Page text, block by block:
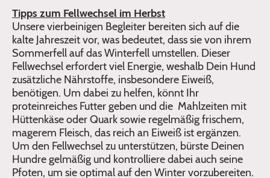
Tipps zum Fellwechsel im Herbst
Unsere vierbeinigen Begleiter bereiten sich auf die
kalte Jahreszeit vor, was bedeutet, dass sie von ihrem
Sommerfell auf das Winterfell umstellen. Dieser
Fellwechsel erfordert viel Energie, weshalb Dein Hund
zusätzliche Nährstoffe, insbesondere Eiweiß,
benötigen. Um dabei zu helfen, könnt Ihr
proteinreiches Futter geben und die Mahlzeiten mit
Hüttenkäse oder Quark sowie regelmäßig frischem,
magerem Fleisch, das reich an Eiweiß ist ergänzen.
Um den Fellwechsel zu unterstützen, bürste Deinen
Hundre gelmäßig und kontrolliere dabei auch seine
Pfoten, um sie optimal auf den Winter vorzubereiten.